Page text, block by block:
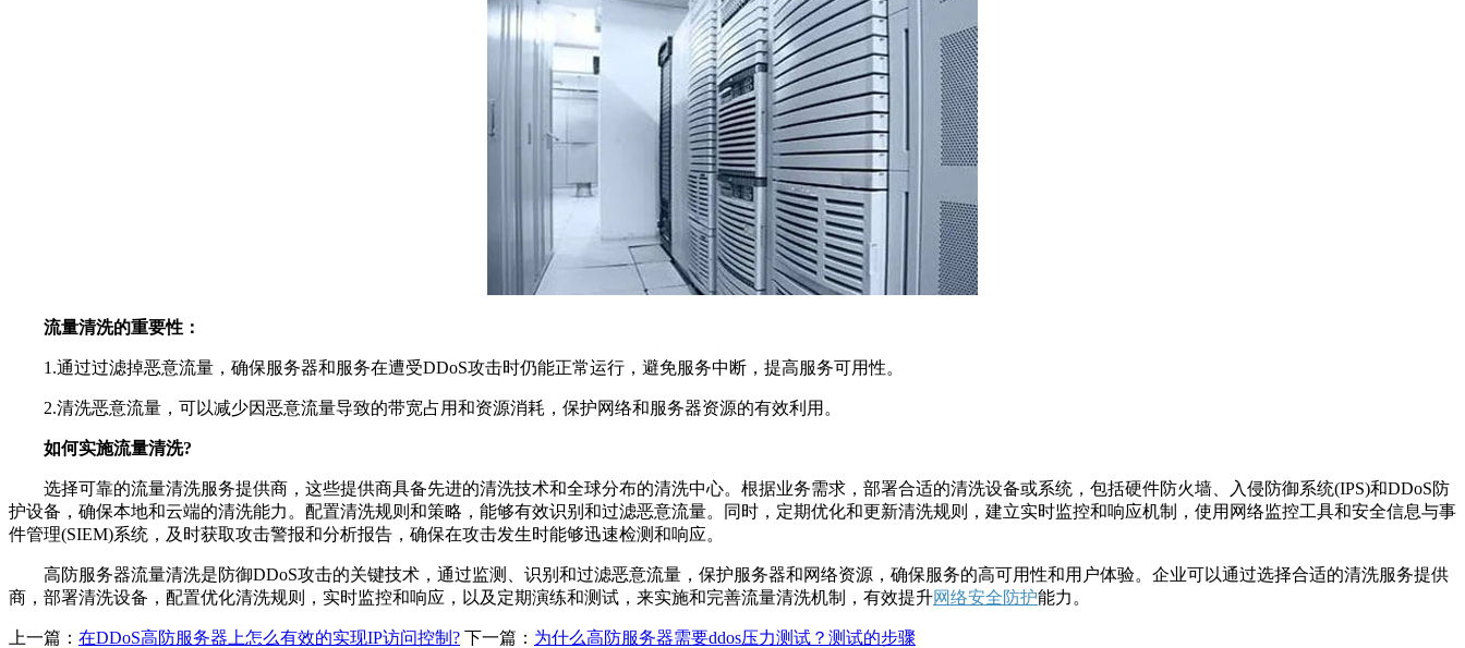
流量清洗的重要性：
1.通过过滤掉恶意流量，确保服务器和服务在遭受DDoS攻击时仍能正常运行，避免服务中断，提高服务可用性。
2.清洗恶意流量，可以减少因恶意流量导致的带宽占用和资源消耗，保护网络和服务器资源的有效利用。
如何实施流量清洗?
选择可靠的流量清洗服务提供商，这些提供商具备先进的清洗技术和全球分布的清洗中心。根据业务需求，部署合适的清洗设备或系统，包括硬件防火墙、入侵防御系统(IPS)和DDoS防
护设备，确保本地和云端的清洗能力。配置清洗规则和策略，能够有效识别和过滤恶意流量。同时，定期优化和更新清洗规则，建立实时监控和响应机制，使用网络监控工具和安全信息与事
件管理(SIEM)系统，及时获取攻击警报和分析报告，确保在攻击发生时能够迅速检测和响应。
高防服务器流量清洗是防御DDoS攻击的关键技术，通过监测、识别和过滤恶意流量，保护服务器和网络资源，确保服务的高可用性和用户体验。企业可以通过选择合适的清洗服务提供
商，部署清洗设备，配置优化清洗规则，实时监控和响应，以及定期演练和测试，来实施和完善流量清洗机制，有效提升网络安全防护能力。
上一篇： 在DDoS高防服务器上怎么有效的实现IP访问控制? 下一篇： 为什么高防服务器需要ddos压力测试？测试的步骤